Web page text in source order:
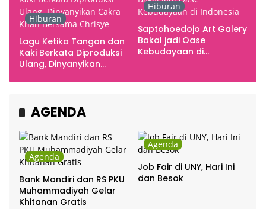
Hiburan
Lagu Ketika Tangan dan
Kaki Berkata Diproduksi
Ulang, Dinyanyikan
Hiburan
Saptohoedojo Art Galery
Bakal jadi Oase
Kebudayaan di
AGENDA
Agenda
Bank Mandiri dan RS PKU
Muhammadiyah Gelar
Khitanan Gratis
Agenda
Job Fair di UNY, Hari Ini
dan Besok